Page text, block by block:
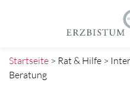
Startseite > Rat & Hilfe >
Beratung